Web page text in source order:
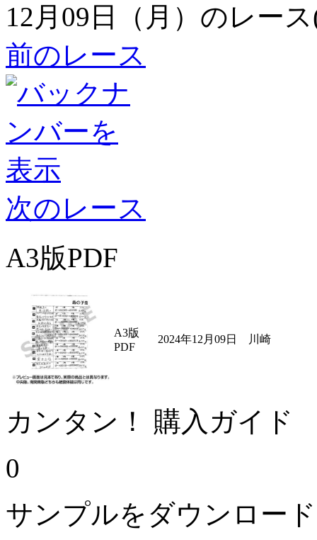
12月09日（月）のレー
前のレース
次のレース
A3版PDF
A3版
PDF
2024年12月09日 川崎
カンタン！ 購入ガイド
0
サンプルをダウンロー